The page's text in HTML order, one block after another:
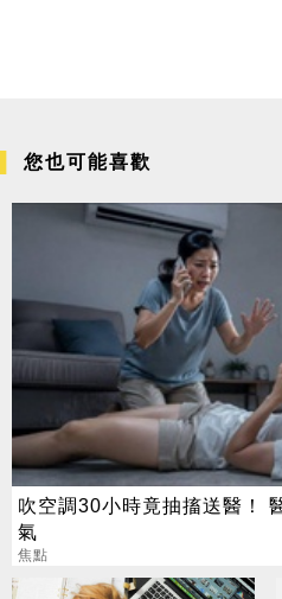
您也可能喜歡
吹空調30小時竟抽搐送醫！
氣
焦點